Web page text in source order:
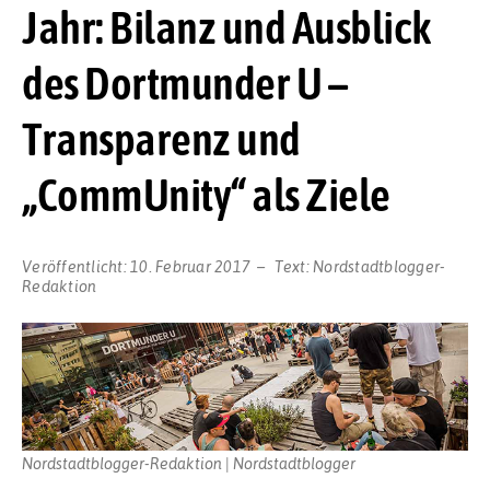
Jahr: Bilanz und Ausblick
des Dortmunder U –
Transparenz und
„CommUnity“ als Ziele
Veröffentlicht: 10. Februar 2017 Text: Nordstadtblogger-
Redaktion
Nordstadtblogger-Redaktion | Nordstadtblogger